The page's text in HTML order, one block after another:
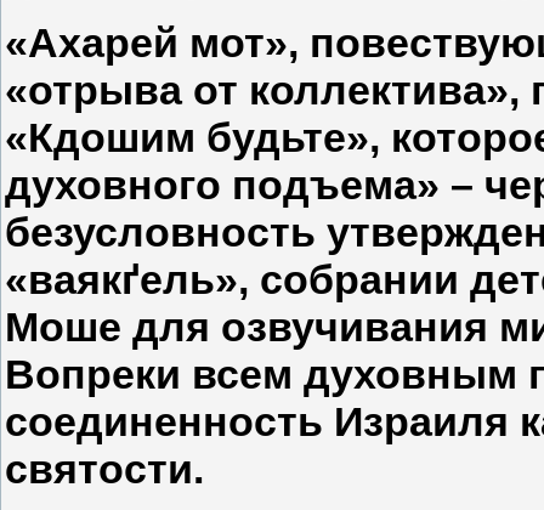
«Ахарей мот»,
«отрыва от
«Кдошим будьте»,
духовного подъема» –
безусловность
«ваякґель», собрании
Моше для озвучивания
Вопреки всем духовным
соединенность Израиля
святости.